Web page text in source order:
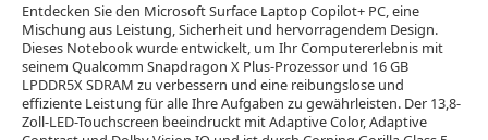
Entdecken Sie den Microsoft Surface Laptop Copilot+ PC, eine
Mischung aus Leistung, Sicherheit und hervorragendem Design.
Dieses Notebook wurde entwickelt, um Ihr Computererlebnis mit
seinem Qualcomm Snapdragon X Plus-Prozessor und 16 GB
LPDDR5X SDRAM zu verbessern und eine reibungslose und
effiziente Leistung für alle Ihre Aufgaben zu gewährleisten. Der 13,8-
Zoll-LED-Touchscreen beeindruckt mit Adaptive Color, Adaptive